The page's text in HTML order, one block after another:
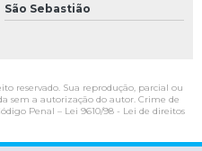
São Sebastião
reservado. Sua reprodução, parcial ou
sem a autorização do autor. Crime de
Penal – Lei 9610/98 - Lei de direitos